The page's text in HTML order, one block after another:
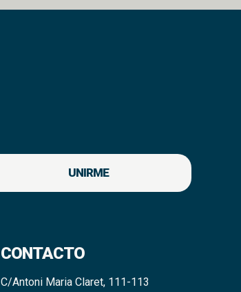
UNIRME
CONTACTO
C/Antoni Maria Claret, 111-113